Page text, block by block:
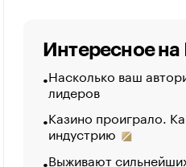
Интересное на
Насколько ваш
лидеров
Казино проиграло.
индустрию
Выживают